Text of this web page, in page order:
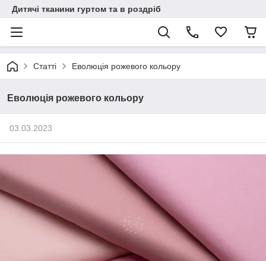
Дитячі тканини гуртом та в роздріб
Статті Еволюція рожевого кольору
Еволюція рожевого кольору
03.03.2023